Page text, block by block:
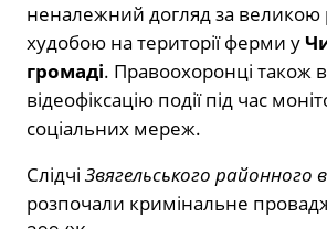
неналежний догляд за великою
худобою на території ферми у
громаді. Правоохоронці також
відеофіксацію події під час
соціальних мереж.
Слідчі Звягельського районного
розпочали кримінальне